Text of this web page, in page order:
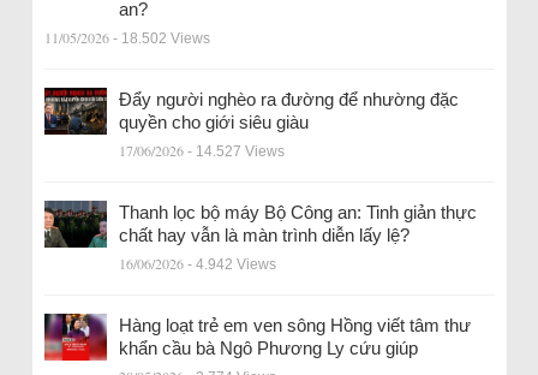
an?
11/05/2026 - 18.502 Views
Đẩy người nghèo ra đường để nhường đặc
quyền cho giới siêu giàu
17/06/2026 - 14.527 Views
Thanh lọc bộ máy Bộ Công an: Tinh giản thực
chất hay vẫn là màn trình diễn lấy lệ?
16/06/2026 - 4.942 Views
Hàng loạt trẻ em ven sông Hồng viết tâm thư
khẩn cầu bà Ngô Phương Ly cứu giúp